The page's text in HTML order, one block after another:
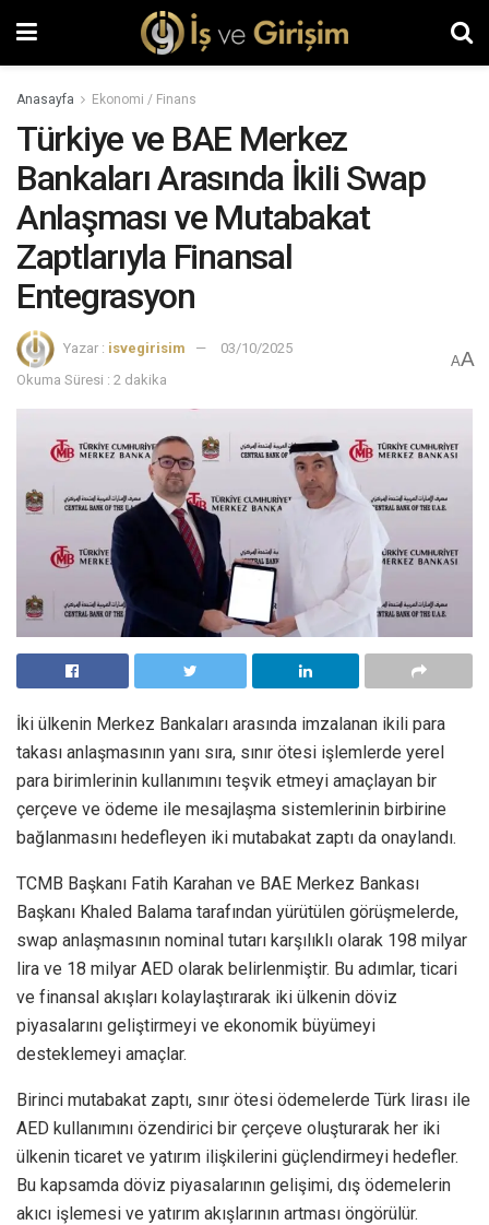
Anasayfa Ekonomi / Finans
Türkiye ve BAE Merkez
Bankaları Arasında İkili Swap
Anlaşması ve Mutabakat
Zaptlarıyla Finansal
Entegrasyon
Yazar : isvegirisim
03/10/2025
Okuma Süresi : 2 dakika
AA
İki ülkenin Merkez Bankaları arasında imzalanan ikili para
takası anlaşmasının yanı sıra, sınır ötesi işlemlerde yerel
para birimlerinin kullanımını teşvik etmeyi amaçlayan bir
çerçeve ve ödeme ile mesajlaşma sistemlerinin birbirine
bağlanmasını hedefleyen iki mutabakat zaptı da onaylandı.
TCMB Başkanı Fatih Karahan ve BAE Merkez Bankası
Başkanı Khaled Balama tarafından yürütülen görüşmelerde,
swap anlaşmasının nominal tutarı karşılıklı olarak 198 milyar
lira ve 18 milyar AED olarak belirlenmiştir. Bu adımlar, ticari
ve finansal akışları kolaylaştırarak iki ülkenin döviz
piyasalarını geliştirmeyi ve ekonomik büyümeyi
desteklemeyi amaçlar.
Birinci mutabakat zaptı, sınır ötesi ödemelerde Türk lirası ile
AED kullanımını özendirici bir çerçeve oluşturarak her iki
ülkenin ticaret ve yatırım ilişkilerini güçlendirmeyi hedefler.
Bu kapsamda döviz piyasalarının gelişimi, dış ödemelerin
akıcı işlemesi ve yatırım akışlarının artması öngörülür.